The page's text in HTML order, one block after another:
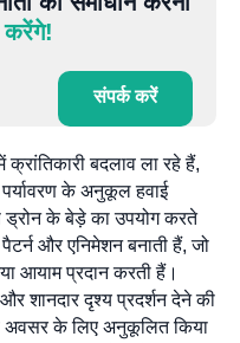
करेंगे!
संपर्क करें
बदलाव ला रहे हैं,
के अनुकूल हवाई
के बेड़े का उपयोग करते
और एनिमेशन बनाती हैं, जो
आयाम प्रदान करती हैं।
शानदार दृश्य प्रदर्शन देने की
अवसर के लिए अनुकूलित किया